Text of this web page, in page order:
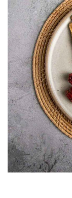
of
the
images
gallery